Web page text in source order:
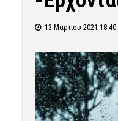
13 Μαρτίου 2021 18:40